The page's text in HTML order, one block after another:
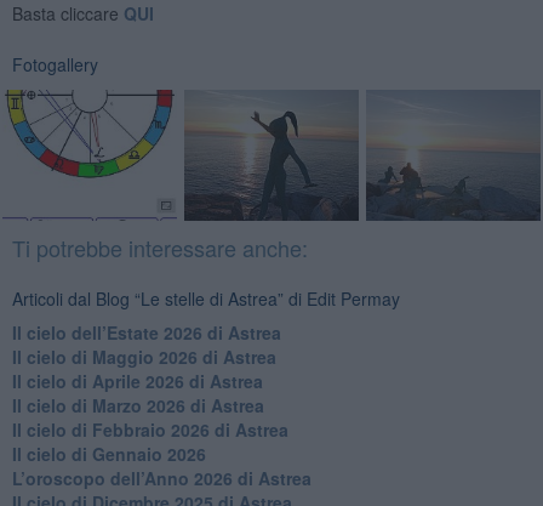
Basta cliccare QUI
Fotogallery
Ti potrebbe interessare anche:
Articoli dal Blog “Le stelle di Astrea” di Edit Permay
​Il cielo dell’Estate 2026 di Astrea
​Il cielo di Maggio 2026 di Astrea
​Il cielo di Aprile 2026 di Astrea
​Il cielo di Marzo 2026 di Astrea
​Il cielo di Febbraio 2026 di Astrea
Il cielo di Gennaio 2026
​L’oroscopo dell’Anno 2026 di Astrea